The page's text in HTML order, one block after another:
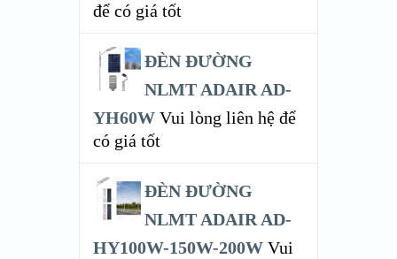
để có giá tốt
ĐÈN ĐƯỜNG
NLMT ADAIR AD-
YH60W Vui lòng liên hệ để
có giá tốt
ĐÈN ĐƯỜNG
NLMT ADAIR AD-
HY100W-150W-200W Vui